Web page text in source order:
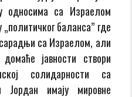
са Израелом
баланса” где
сарадњи са Израелом, али
јавности створи
солидарности са
Јордан имају мировне